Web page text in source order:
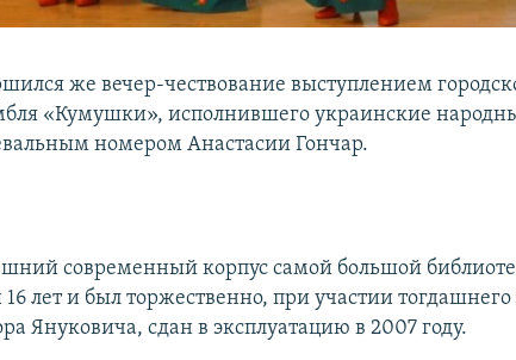
же вечер-чествование выступлением
«Кумушки», исполнившего украинские
номером Анастасии Гончар.
современный корпус самой большой
16 лет и был торжественно, при участии
Януковича, сдан в эксплуатацию в 2007 году.